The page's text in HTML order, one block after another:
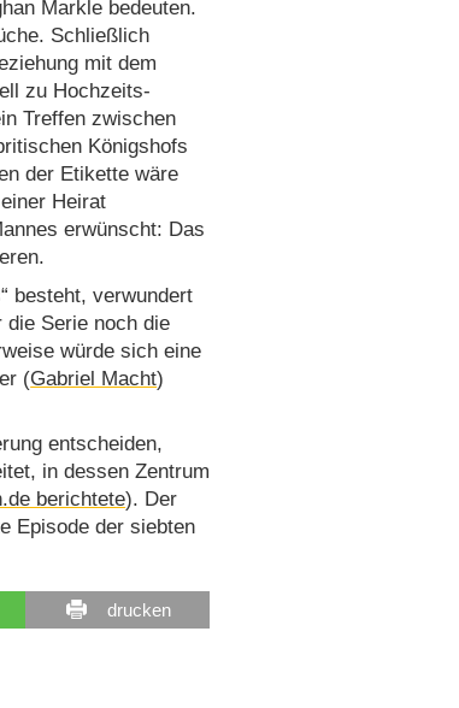
Markle bedeuten.
Schließlich
mit dem
zu Hochzeits-
Treffen zwischen
Königshofs
der Etikette wäre
Heirat
erwünscht: Das
besteht, verwundert
die Serie noch die
würde sich eine
(Gabriel Macht)
entscheiden,
in dessen Zentrum
berichtete). Der
Episode der siebten
drucken